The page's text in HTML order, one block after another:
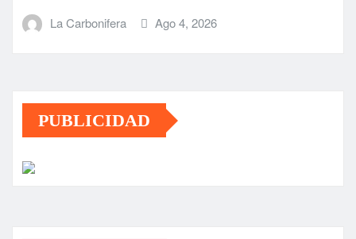
La Carbonifera Ago 4, 2026
PUBLICIDAD